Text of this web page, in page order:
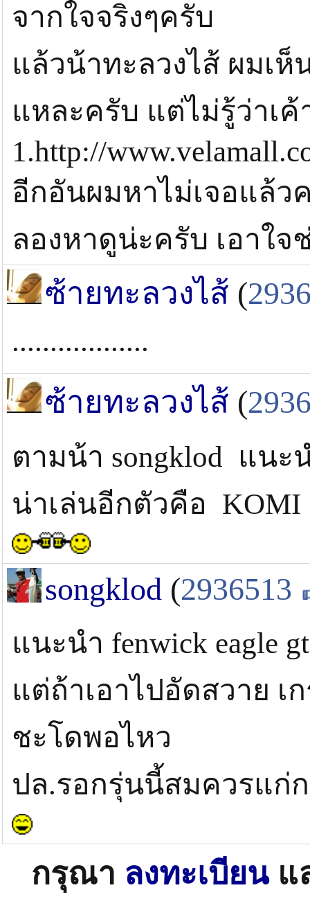
จากใจจริงๆครับ
แล้วน้าทะลวงไส้ ผมเ
แหละครับ แต่ไม่รู้ว่าเค้
1.http://
อีกอันผมหาไม่เจอแล้ว
ลองหาดูน่ะครับ เอาใจ
ซ้ายทะลวงไส้ (
..................
ซ้ายทะลวงไส้ (
ตามน้า songklod แน
น่าเล่นอีกตัวคือ
songklod (2936513
แนะนำ fenwick eagle
แต่ถ้าเอาไปอัดสวาย เ
ชะโดพอไหว
ปล.รอกรุ่นนี้สมควรแก่
กรุณา ลงทะเบียนแ